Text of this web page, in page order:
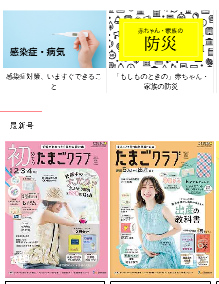
日本外来小児科学会リーフレッ
ト検討会
六星占術 細木かおりさんの人生
相談
最新号